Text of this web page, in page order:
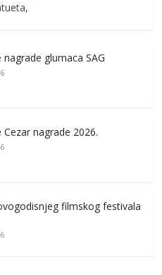
glumaca SAG
nagrade 2026.
filmskog festivala